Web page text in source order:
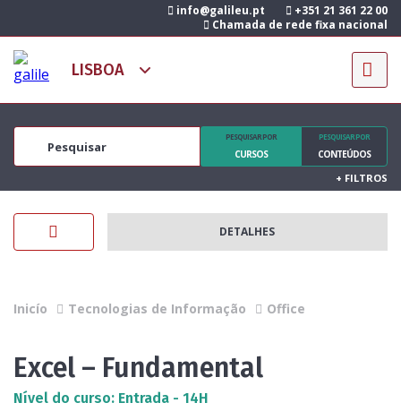
info@galileu.pt
+351 21 361 22 00
Chamada de rede fixa nacional
PESQUISAR POR
CURSOS
PESQUISAR POR
CONTEÚDOS
+ FILTROS
DETALHES
Inicío Tecnologias de Informação Office
Excel – Fundamental
Nível do curso: Entrada - 14H